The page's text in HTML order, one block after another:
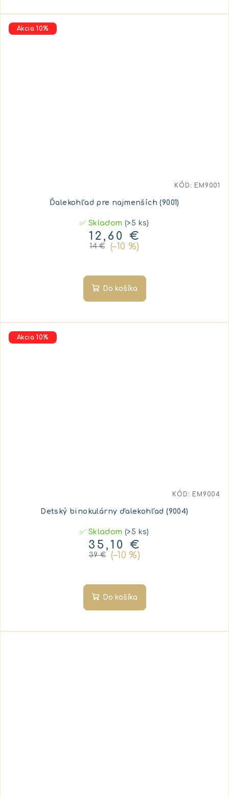
Akcia 10%
Ďalekohľad pre najmenších (9001)
✅ Skladom(>5 ks)
12,60 €
14 € (–10 %)
Do košíka
KÓD: EM9001
Akcia 10%
Detský binokulárny ďalekohľad (9004)
✅ Skladom(>5 ks)
35,10 €
39 € (–10 %)
Do košíka
KÓD: EM9004